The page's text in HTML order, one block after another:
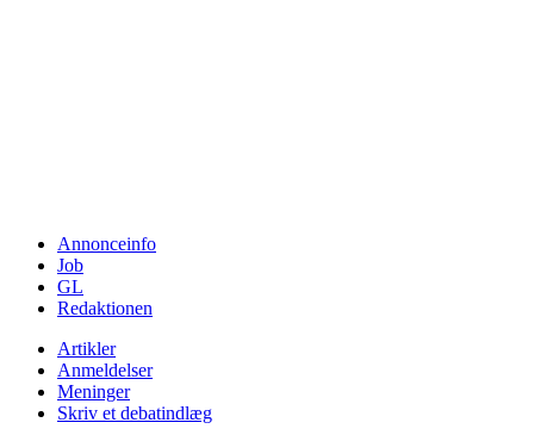
Annonceinfo
Job
GL
Redaktionen
Artikler
Anmeldelser
Meninger
Skriv et debatindlæg